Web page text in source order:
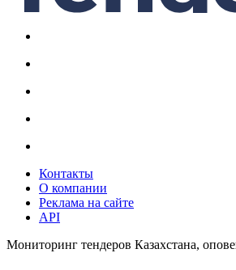
Контакты
О компании
Реклама на сайте
API
Мониторинг тендеров Казахстана,